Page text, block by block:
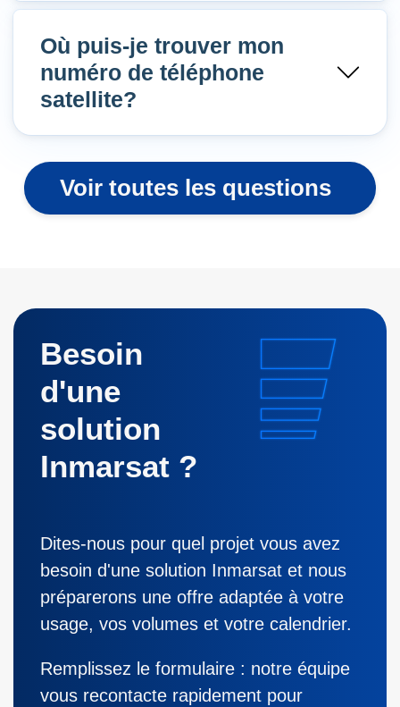
Où puis-je trouver mon
numéro de téléphone
satellite?
Voir toutes les questions
Besoin
d'une
solution
Inmarsat ?
Dites-nous pour quel projet vous avez
besoin d'une solution Inmarsat et nous
préparerons une offre adaptée à votre
usage, vos volumes et votre calendrier.
Remplissez le formulaire : notre équipe
vous recontacte rapidement pour